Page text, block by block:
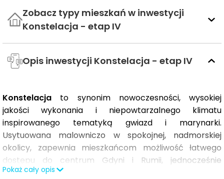
Zobacz typy mieszkań w inwestycji
Konstelacja - etap IV
Opis inwestycji Konstelacja - etap IV
Konstelacja to synonim nowoczesności, wysokiej
jakości wykonania i niepowtarzalnego klimatu
inspirowanego tematyką gwiazd i marynarki.
Usytuowana malowniczo w spokojnej, nadmorskiej
okolicy, zapewnia mieszkańcom możliwość łatwego
dostępu do centrum Gdyni i Rumii, jednocześnie
pozwalając odpocząć od miejskiego zgiełku. To idealne
Pokaż cały opis